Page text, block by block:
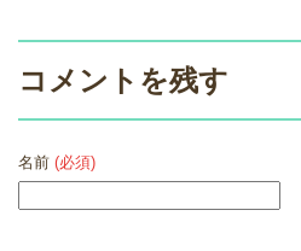
コメントを残す
名前 (必須)